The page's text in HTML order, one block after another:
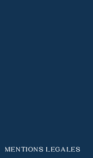
Mentions légales